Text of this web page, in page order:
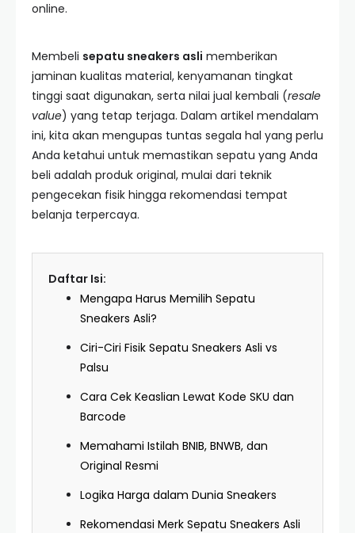
online.
Membeli sepatu sneakers asli memberikan
jaminan kualitas material, kenyamanan tingkat
tinggi saat digunakan, serta nilai jual kembali (resale
value) yang tetap terjaga. Dalam artikel mendalam
ini, kita akan mengupas tuntas segala hal yang perlu
Anda ketahui untuk memastikan sepatu yang Anda
beli adalah produk original, mulai dari teknik
pengecekan fisik hingga rekomendasi tempat
belanja terpercaya.
Daftar Isi:
Mengapa Harus Memilih Sepatu
Sneakers Asli?
Ciri-Ciri Fisik Sepatu Sneakers Asli vs
Palsu
Cara Cek Keaslian Lewat Kode SKU dan
Barcode
Memahami Istilah BNIB, BNWB, dan
Original Resmi
Logika Harga dalam Dunia Sneakers
Rekomendasi Merk Sepatu Sneakers Asli